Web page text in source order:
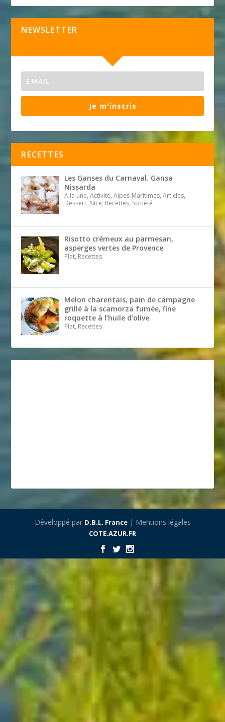
NEWSLETTER
Je m'inscris
RECETTES
Les Ganses du Carnaval. Gansa
Nissarda
A la une, Activité, Alpes-Maritimes, Articles,
Dessert, Nice, Recettes, Société
Risotto crémeux au parmesan,
asperges vertes de Provence
Plat, Recettes
Melon charentais, pain de campagne
grillé à la scamorza fumée, fine
roquette à l’huile d’olive
Plat, Recettes
Développé par D.B.L. France| Mentions légales
COTE.AZUR.FR